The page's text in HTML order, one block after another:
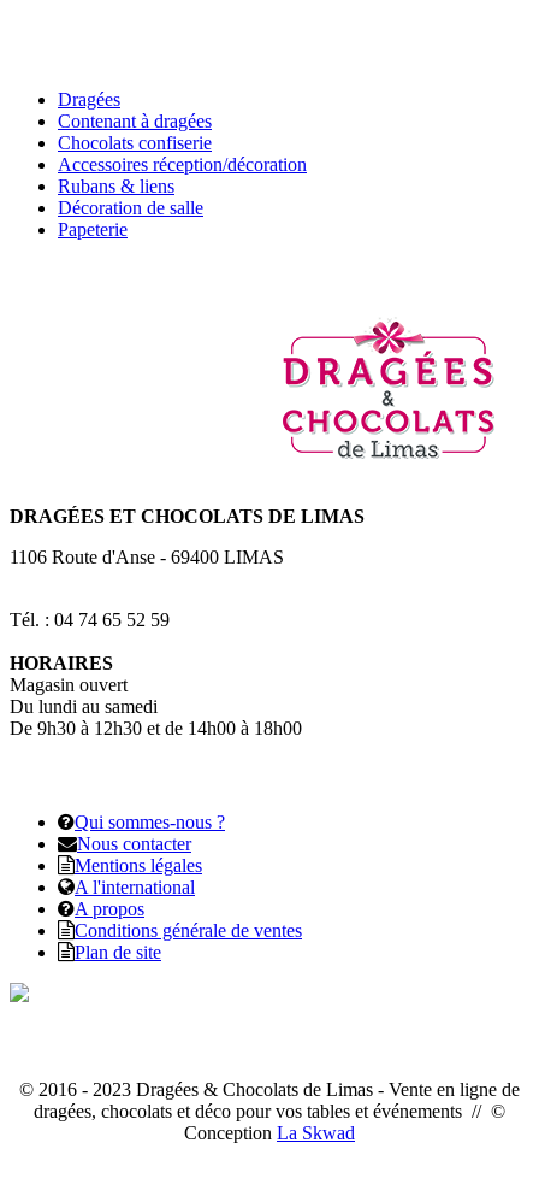
Dragées
Contenant à dragées
Chocolats confiserie
Accessoires réception/décoration
Rubans & liens
Décoration de salle
Papeterie
DRAGÉES ET CHOCOLATS DE LIMAS
1106 Route d'Anse - 69400 LIMAS
Tél. : 04 74 65 52 59
HORAIRES
Magasin ouvert
Du lundi au samedi
De 9h30 à 12h30 et de 14h00 à 18h00
Qui sommes-nous ?
Nous contacter
Mentions légales
A l'international
A propos
Conditions générale de ventes
Plan de site
© 2016 - 2023 Dragées & Chocolats de Limas - Vente en ligne de
dragées, chocolats et déco pour vos tables et événements // ©
Conception La Skwad